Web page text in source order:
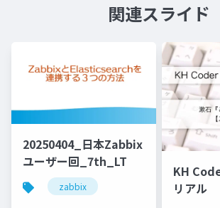
関連スライド
20250404_日本Zabbix
ユーザー回_7th_LT
zabbix
KH
リアル